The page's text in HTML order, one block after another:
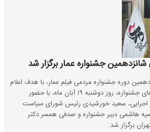
جشنواره عمار برگزار شد
دوره جشنواره مردمی فیلم عمار، با هدف اعلام
اولویت‌ها و تبیین محورهای جشنواره، روز دوشنبه ۱۹ آبان ماه، با حضور
سعید خورشیدی رئیس شورای سیاست
هاشمی دبیر جشنواره و صدفی همسر دکتر
برگزار شد.